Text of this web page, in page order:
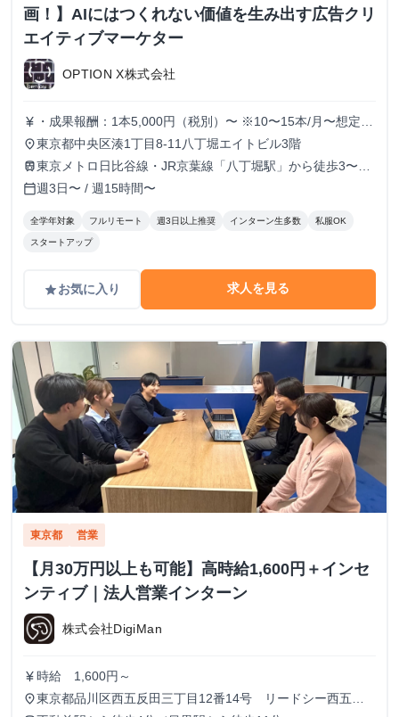
画！】AIにはつくれない価値を生み出す広告クリ
エイティブマーケター
OPTION X株式会社
currency_yen ・成果報酬：1本5,000円（税別）〜 ※10〜15本/月〜想定
※経験、実績、能力等によって変動 ※トライアル期間の場
合変動あり
place東京都中央区湊1丁目8-11八丁堀エイトビル3階
train東京メトロ日比谷線・JR京葉線「八丁堀駅」から徒歩3〜6
分
calendar_today週3日〜 / 週15時間〜
全学年対象 フルリモート 週3日以上推奨 インターン生多数 私服OK
スタートアップ
gradeお気に入り 求人を見る
東京都 営業
【月30万円以上も可能】高時給1,600円＋インセ
ンティブ｜法人営業インターン
株式会社DigiMan
currency_yen 時給 1,600円～
place東京都品川区西五反田三丁目12番14号 リードシー西五反